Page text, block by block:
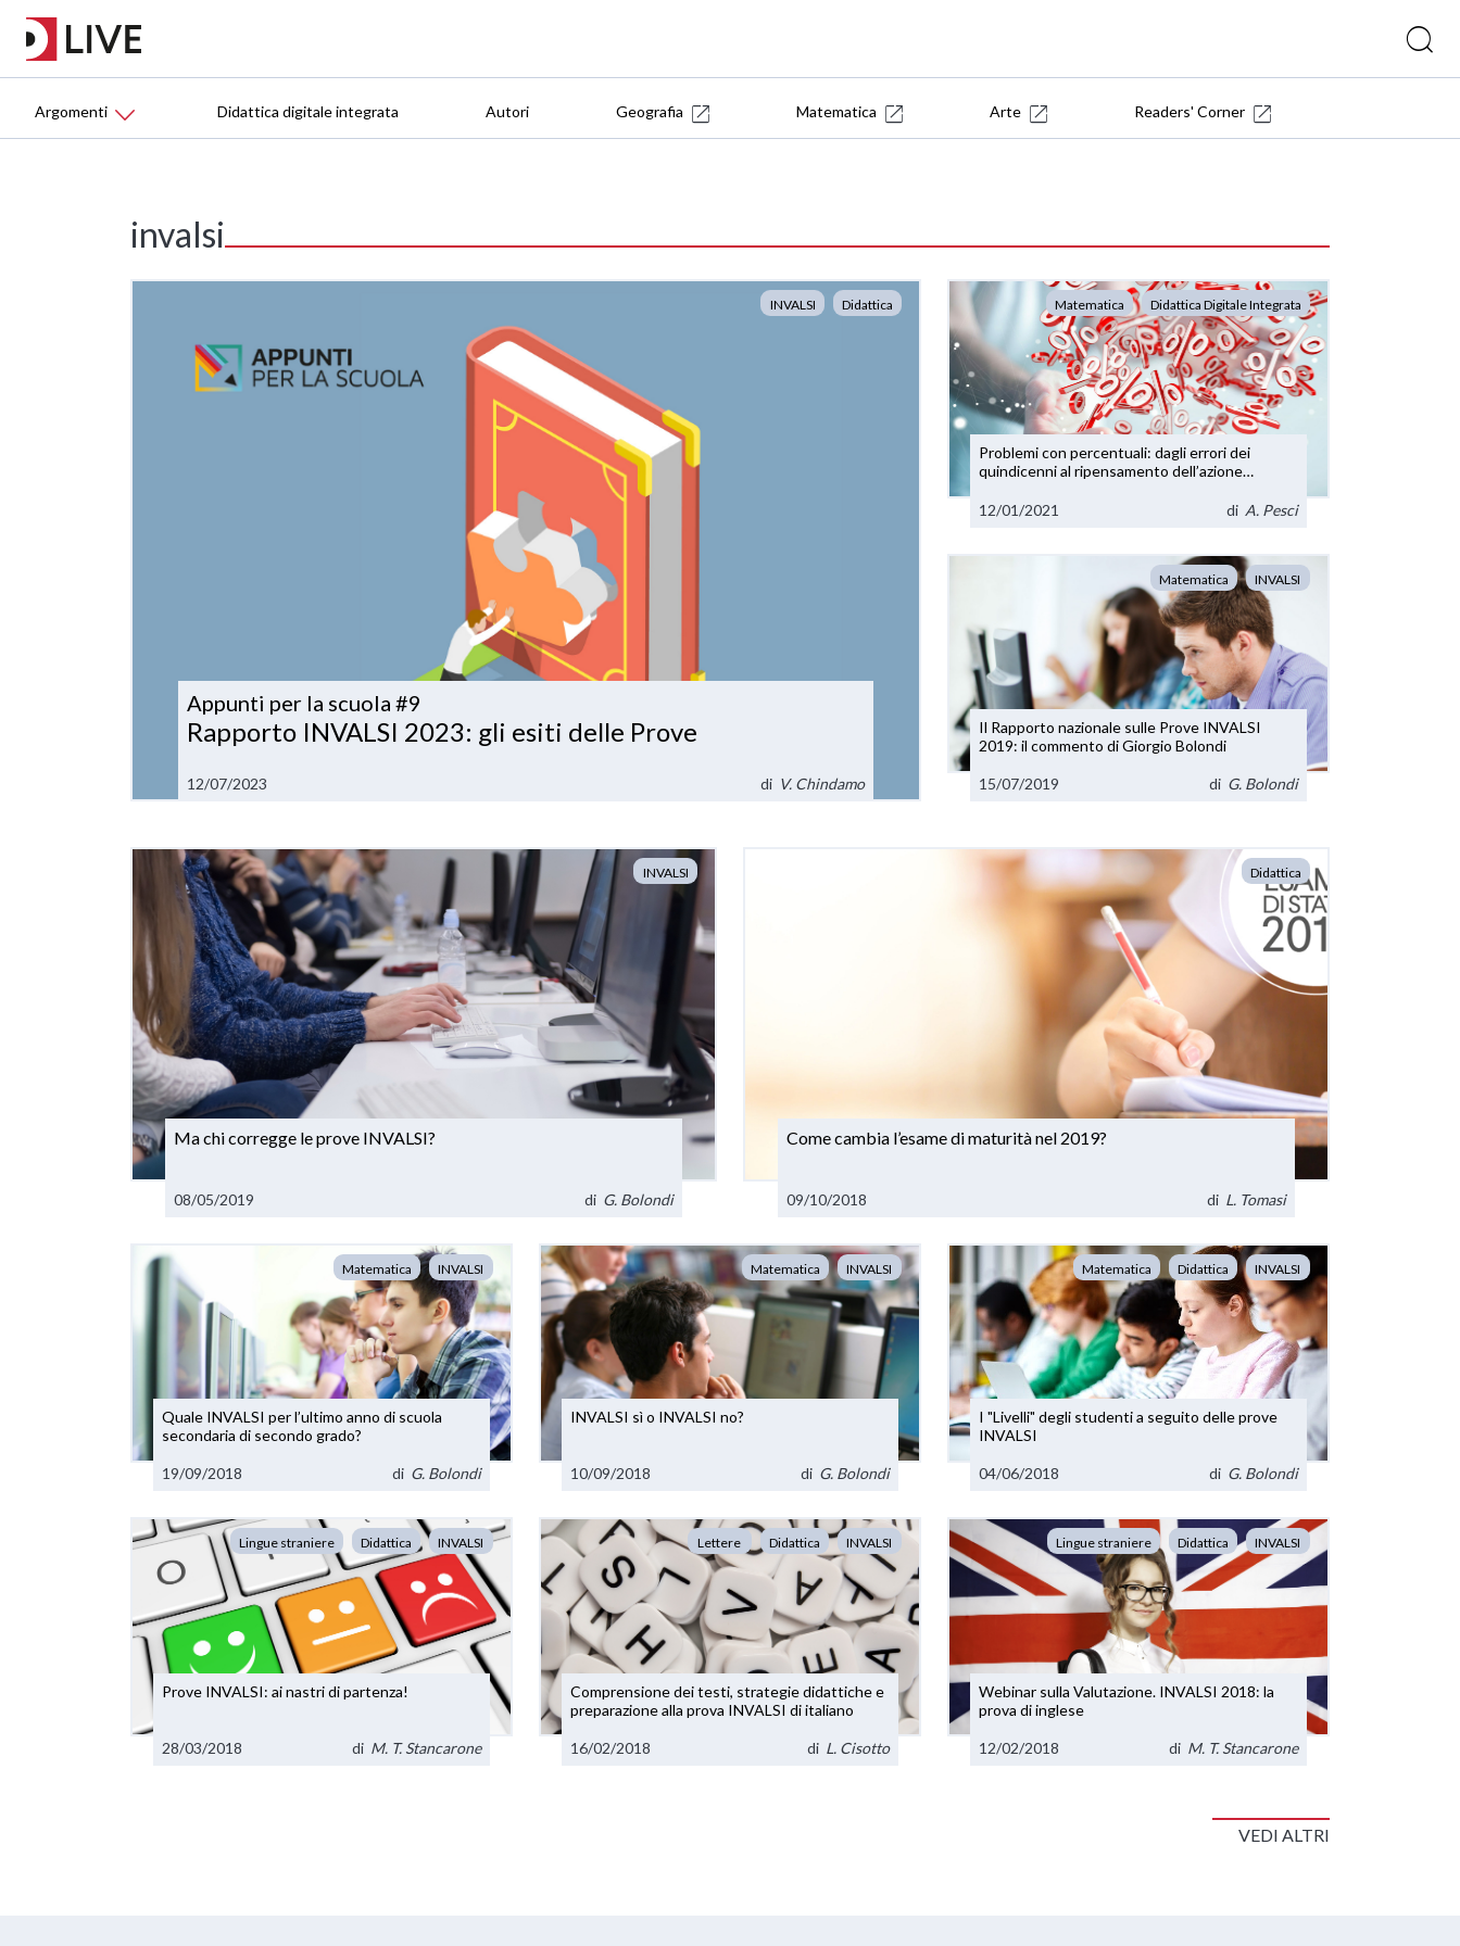
Argomenti Didattica digitale integrata Autori Geografia Matematica Arte Readers' Corner
invalsi
INVALSI Didattica
Appunti per la scuola #9
Rapporto INVALSI 2023: gli esiti delle Prove
12/07/2023 di V. Chindamo
Matematica Didattica Digitale Integrata
Problemi con percentuali: dagli errori dei
quindicenni al ripensamento dell’azione
12/01/2021
di A. Pesci
Matematica INVALSI
Il Rapporto nazionale sulle Prove INVALSI
2019: il commento di Giorgio Bolondi
15/07/2019 di G. Bolondi
INVALSI
Ma chi corregge le prove INVALSI?
08/05/2019 di G. Bolondi
Didattica
Come cambia l’esame di maturità nel 2019?
09/10/2018 di L. Tomasi
Matematica INVALSI
Quale INVALSI per l’ultimo anno di scuola
secondaria di secondo grado?
19/09/2018 di G. Bolondi
Matematica INVALSI
INVALSI sì o INVALSI no?
10/09/2018 di G. Bolondi
Matematica Didattica INVALSI
I "Livelli" degli studenti a seguito delle prove
INVALSI
04/06/2018 di G. Bolondi
Lingue straniere Didattica INVALSI
Prove INVALSI: ai nastri di partenza!
28/03/2018 di M. T. Stancarone
Lettere Didattica INVALSI
Comprensione dei testi, strategie didattiche e
preparazione alla prova INVALSI di italiano
16/02/2018 di L. Cisotto
Lingue straniere Didattica INVALSI
Webinar sulla Valutazione. INVALSI 2018: la
prova di inglese
12/02/2018 di M. T. Stancarone
VEDI ALTRI